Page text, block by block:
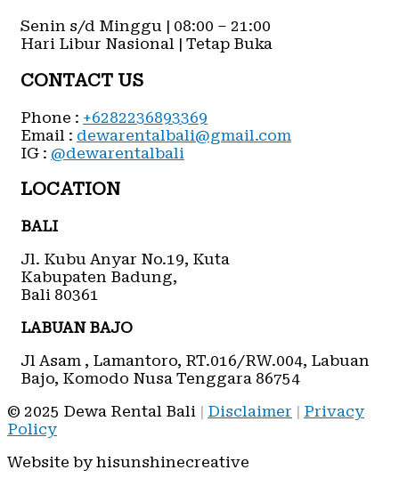
Senin s/d Minggu | 08:00 – 21:00
Hari Libur Nasional | Tetap Buka
CONTACT US
Phone : +6282236893369
Email : dewarentalbali@gmail.com
IG : @dewarentalbali
LOCATION
BALI
Jl. Kubu Anyar No.19, Kuta
Kabupaten Badung,
Bali 80361
LABUAN BAJO
Jl Asam , Lamantoro, RT.016/RW.004, Labuan
Bajo, Komodo Nusa Tenggara 86754
© 2025 Dewa Rental Bali | Disclaimer | Privacy
Policy
Website by hisunshinecreative